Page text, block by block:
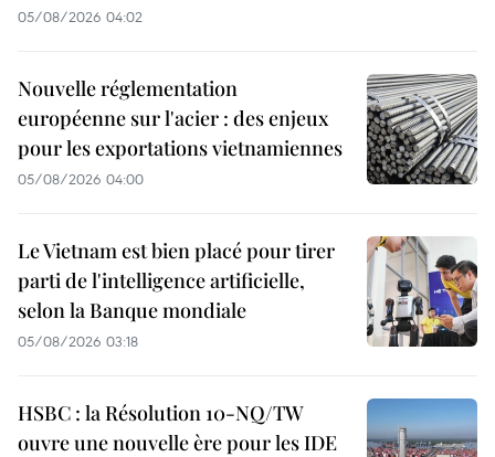
05/08/2026 04:02
Nouvelle réglementation
européenne sur l'acier : des enjeux
pour les exportations vietnamiennes
05/08/2026 04:00
Le Vietnam est bien placé pour tirer
parti de l'intelligence artificielle,
selon la Banque mondiale
05/08/2026 03:18
HSBC : la Résolution 10-NQ/TW
ouvre une nouvelle ère pour les IDE